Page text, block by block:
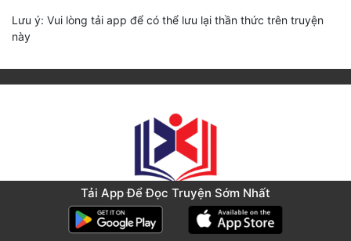
Lưu ý: Vui lòng tải app để có thể lưu lại thần thức trên truyện
này
Liên hệ bản quyền
Tải App Để Đọc Truyện Sớm Nhất